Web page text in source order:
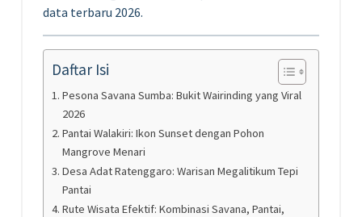
data terbaru 2026.
Daftar Isi
Pesona Savana Sumba: Bukit Wairinding yang Viral
2026
Pantai Walakiri: Ikon Sunset dengan Pohon
Mangrove Menari
Desa Adat Ratenggaro: Warisan Megalitikum Tepi
Pantai
Rute Wisata Efektif: Kombinasi Savana, Pantai,